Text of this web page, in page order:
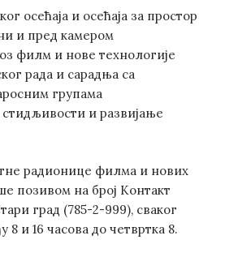
осећаја и осећаја за простор
и пред камером
филм и нове технологије
рада и сарадња са
групама
и развијање
радионице филма и нових
позивом на број Контакт
град (785-2-999), сваког
8 и 16 часова до четвртка 8.